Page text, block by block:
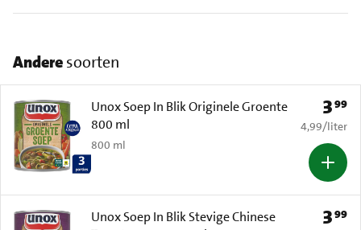
Anderesoorten
Unox Soep In Blik Originele Groente
800 ml
800 ml
Prijs:
399
€ 4,99 per
4,99/liter
Unox Soep In Blik Stevige Chinese
Prijs:
399